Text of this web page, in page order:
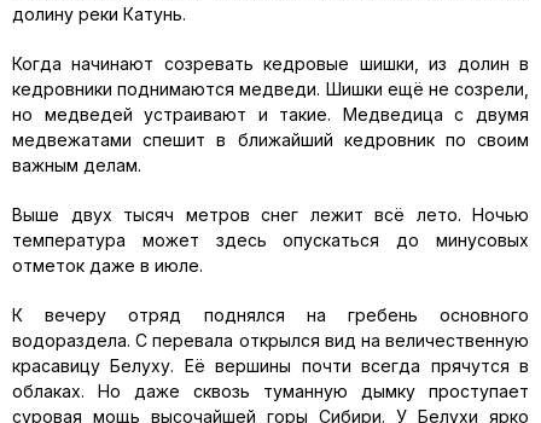
долину реки Катунь.
Когда начинают созревать кедровые шишки, из долин в
кедровники поднимаются медведи. Шишки ещё не созрели,
но медведей устраивают и такие. Медведица с двумя
медвежатами спешит в ближайший кедровник по своим
важным делам.
Выше двух тысяч метров снег лежит всё лето. Ночью
температура может здесь опускаться до минусовых
отметок даже в июле.
К вечеру отряд поднялся на гребень основного
водораздела. С перевала открылся вид на величественную
красавицу Белуху. Её вершины почти всегда прячутся в
облаках. Но даже сквозь туманную дымку проступает
суровая мощь высочайшей горы Сибири. У Белухи ярко